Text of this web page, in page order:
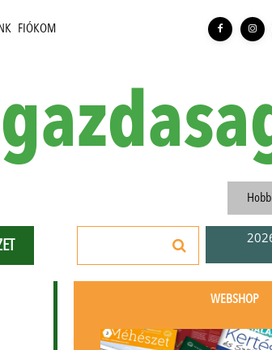
FIÓKOM
WEBSHOP